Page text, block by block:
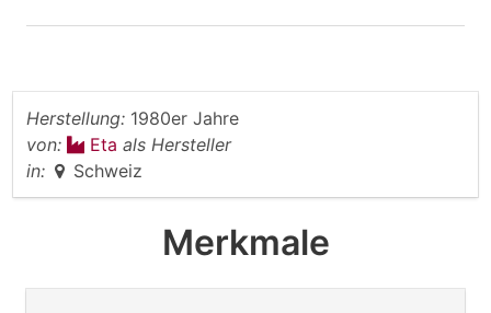
Herstellung: 1980er Jahre
von:
Eta als Hersteller
in:
Schweiz
Merkmale